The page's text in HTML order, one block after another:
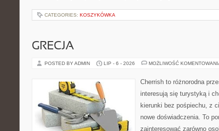
CATEGORIES: KOSZYKÓWKA
GRECJA
POSTED BY ADMIN LIP - 6 - 2026 MOŻLIWOŚĆ
Cherrish to różnorodna
interesują się turystyką i
kierunki bez pośpiechu, z
nowe doświadczenia. To
zainteresować zarówno